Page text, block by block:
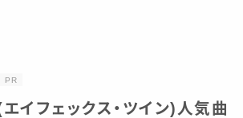
PR
フェックス・ツイン)人気曲